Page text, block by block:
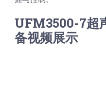
UFM3500-7超
备视频展示